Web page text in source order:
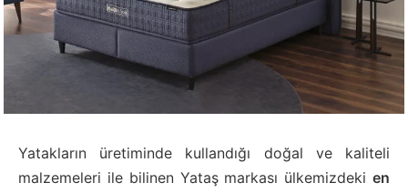
Yatakların üretiminde kullandığı doğal ve kaliteli
malzemeleri ile bilinen Yataş markası ülkemizdeki en